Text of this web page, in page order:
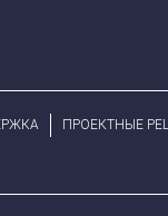
ПРОЕКТНЫЕ